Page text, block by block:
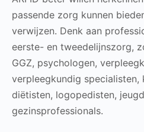
passende zorg kunnen
verwijzen. Denk aan
eerste- en tweedelijnszorg,
GGZ, psychologen,
verpleegkundig specialisten,
diëtisten, logopedisten,
gezinsprofessionals.